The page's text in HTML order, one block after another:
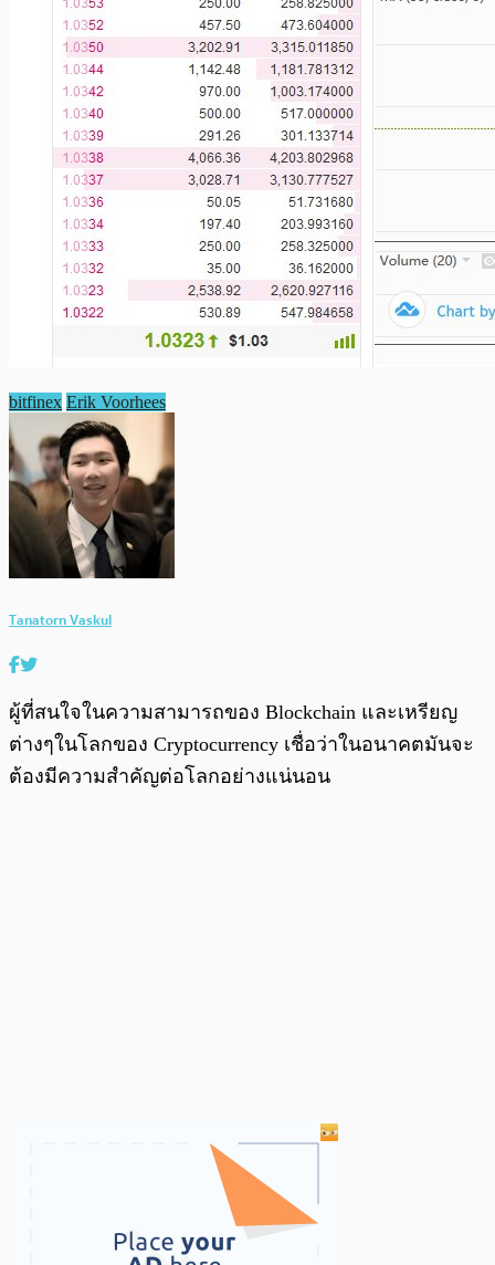
bitfinex Erik Voorhees
Tanatorn Vaskul
ผู้ที่สนใจในความสามารถของ Blockchain และเหรียญ
ต่างๆในโลกของ Cryptocurrency เชื่อว่าในอนาคตมันจะ
ต้องมีความสำคัญต่อโลกอย่างแน่นอน